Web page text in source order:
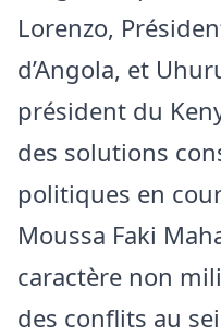
Lorenzo,
d’Angola, et
président du
des solutions
politiques en
Moussa Faki
caractère non
des conflits au